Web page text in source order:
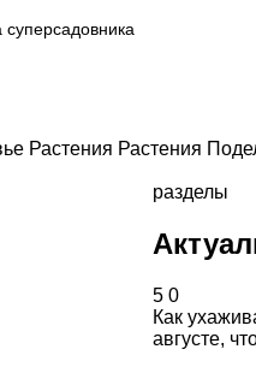
Растения Растения
разделы
5 0
Как
августе,